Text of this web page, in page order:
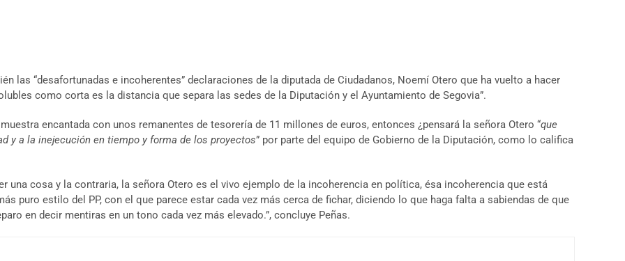
las “desafortunadas e incoherentes” declaraciones de la diputada de Ciudadanos, Noemí Otero que ha vuelto a hacer
como corta es la distancia que separa las sedes de la Diputación y el Ayuntamiento de Segovia”.
encantada con unos remanentes de tesorería de 11 millones de euros, entonces ¿pensará la señora Otero “que
y a la inejecución en tiempo y forma de los proyectos” por parte del equipo de Gobierno de la Diputación, como lo califica
una cosa y la contraria, la señora Otero es el vivo ejemplo de la incoherencia en política, ésa incoherencia que está
puro estilo del PP, con el que parece estar cada vez más cerca de fichar, diciendo lo que haga falta a sabiendas de que
en decir mentiras en un tono cada vez más elevado.”, concluye Peñas.